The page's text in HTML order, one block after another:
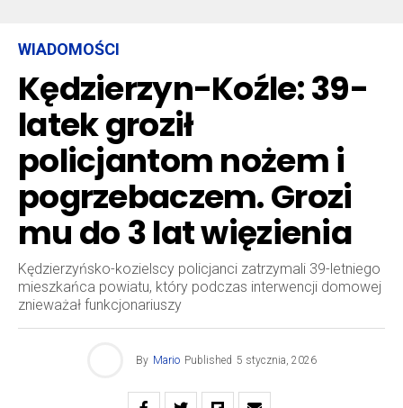
WIADOMOŚCI
Kędzierzyn-Koźle: 39-
latek groził
policjantom nożem i
pogrzebaczem. Grozi
mu do 3 lat więzienia
Kędzierzyńsko-kozielscy policjanci zatrzymali 39-letniego
mieszkańca powiatu, który podczas interwencji domowej
znieważał funkcjonariuszy
By Mario Published 5 stycznia, 2026